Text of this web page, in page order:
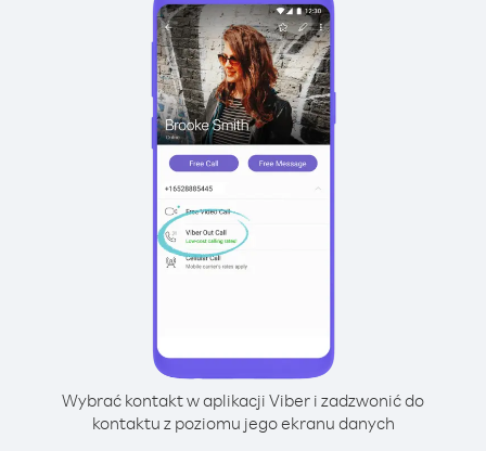
Wybrać kontakt w aplikacji Viber i zadzwonić do
kontaktu z poziomu jego ekranu danych